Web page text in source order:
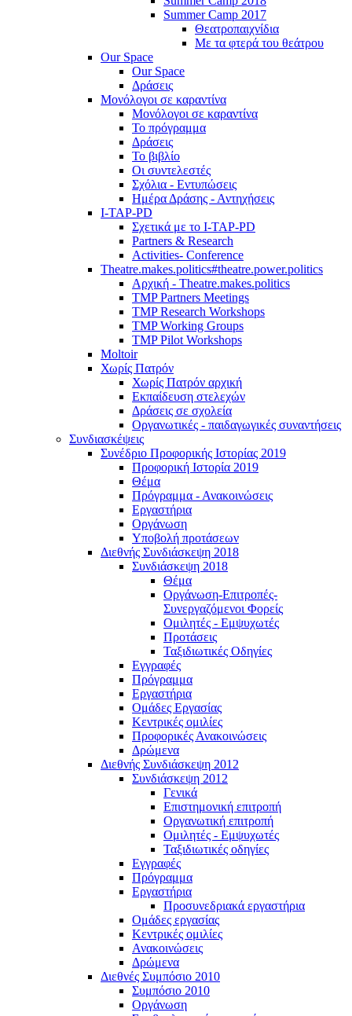
Summer Camp 2017
Θεατροπαιχνίδια
Με τα φτερά του θεάτρου
Our Space
Our Space
Δράσεις
Μονόλογοι σε καραντίνα
Μονόλογοι σε καραντίνα
Το πρόγραμμα
Δράσεις
Το βιβλίο
Οι συντελεστές
Σχόλια - Εντυπώσεις
Ημέρα Δράσης - Αντηχήσεις
I-TAP-PD
Σχετικά με το I-TAP-PD
Partners & Research
Activities- Conference
Theatre.makes.politics#theatre.power.politics
Αρχική - Theatre.makes.politics
TMP Partners Meetings
TMP Research Workshops
TMP Working Groups
TMP Pilot Workshops
Moltoir
Χωρίς Πατρόν
Χωρίς Πατρόν αρχική
Εκπαίδευση στελεχών
Δράσεις σε σχολεία
Οργανωτικές - παιδαγωγικές συναντήσεις
Συνδιασκέψεις
Συνέδριο Προφορικής Ιστορίας 2019
Προφορική Ιστορία 2019
Θέμα
Πρόγραμμα - Ανακοινώσεις
Εργαστήρια
Οργάνωση
Υποβολή προτάσεων
Διεθνής Συνδιάσκεψη 2018
Συνδιάσκεψη 2018
Θέμα
Οργάνωση-Επιτροπές-
Συνεργαζόμενοι Φορείς
Ομιλητές - Εμψυχωτές
Προτάσεις
Ταξιδιωτικές Οδηγίες
Εγγραφές
Πρόγραμμα
Εργαστήρια
Ομάδες Εργασίας
Κεντρικές ομιλίες
Προφορικές Ανακοινώσεις
Δρώμενα
Διεθνής Συνδιάσκεψη 2012
Συνδιάσκεψη 2012
Γενικά
Επιστημονική επιτροπή
Οργανωτική επιτροπή
Ομιλητές - Εμψυχωτές
Ταξιδιωτικές οδηγίες
Εγγραφές
Πρόγραμμα
Εργαστήρια
Προσυνεδριακά εργαστήρια
Ομάδες εργασίας
Κεντρικές ομιλίες
Ανακοινώσεις
Δρώμενα
Διεθνές Συμπόσιο 2010
Συμπόσιο 2010
Οργάνωση